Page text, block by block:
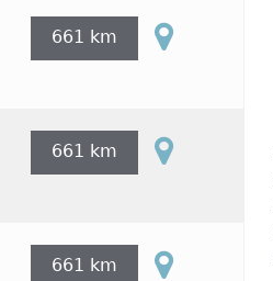
661 km
661 km
661 km